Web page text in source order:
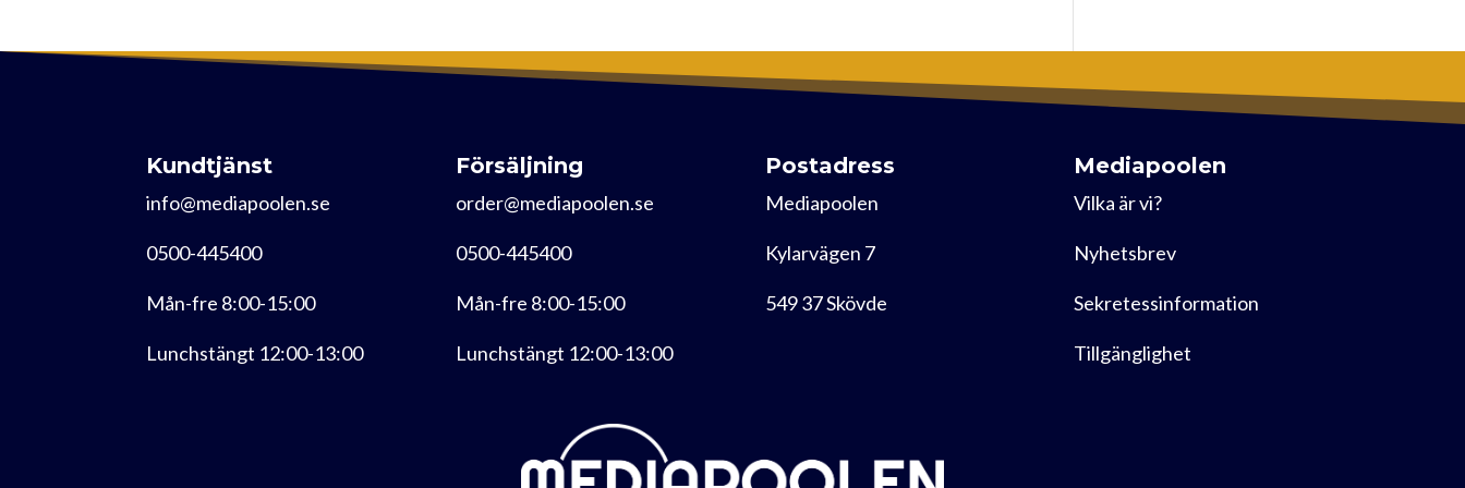
Kundtjänst
info@mediapoolen.se
0500-445400
Mån-fre 8:00-15:00
Lunchstängt 12:00-13:00
Försäljning
order@mediapoolen.se
0500-445400
Mån-fre 8:00-15:00
Lunchstängt 12:00-13:00
Postadress
Mediapoolen
Kylarvägen 7
549 37 Skövde
Mediapoolen
Vilka är vi?
Nyhetsbrev
Sekretessinformation
Tillgänglighet